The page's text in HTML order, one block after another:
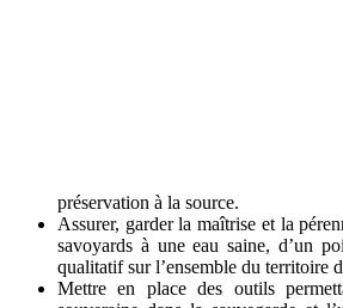
préservation à la source.
Assurer, garder la maîtrise et la
savoyards à une eau saine, d’un
qualitatif sur l’ensemble du territoire
Mettre en place des outils